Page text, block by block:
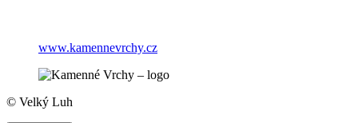
www.kamennevrchy.cz
© Velký Luh